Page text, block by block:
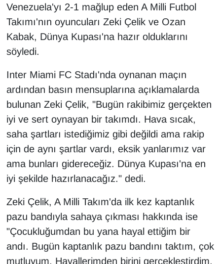
Venezuela'yı 2-1 mağlup eden A Milli Futbol
Takımı'nın oyuncuları Zeki Çelik ve Ozan
Kabak, Dünya Kupası'na hazır olduklarını
söyledi.
Inter Miami FC Stadı'nda oynanan maçın
ardından basın mensuplarına açıklamalarda
bulunan Zeki Çelik, "Bugün rakibimiz gerçekten
iyi ve sert oynayan bir takımdı. Hava sıcak,
saha şartları istediğimiz gibi değildi ama rakip
için de aynı şartlar vardı, eksik yanlarımız var
ama bunları gidereceğiz. Dünya Kupası'na en
iyi şekilde hazırlanacağız." dedi.
Zeki Çelik, A Milli Takım'da ilk kez kaptanlık
pazu bandıyla sahaya çıkması hakkında ise
"Çocukluğumdan bu yana hayal ettiğim bir
andı. Bugün kaptanlık pazu bandını taktım, çok
mutluyum. Hayallerimden birini gerçekleştirdim,